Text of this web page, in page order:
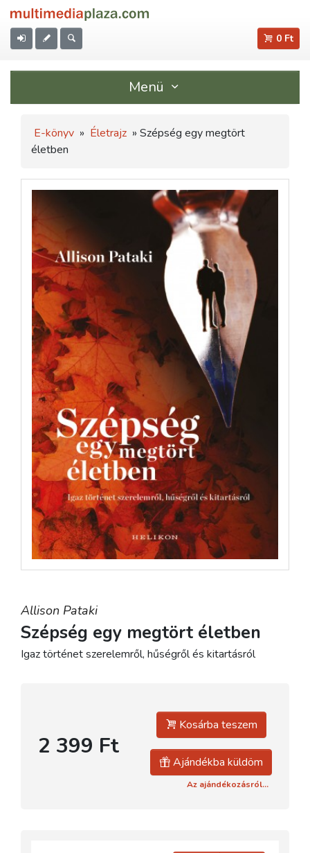
0 Ft
Menü
E-könyv » Életrajz » Szépség egy megtört
életben
Allison Pataki
Szépség egy megtört életben
Igaz történet szerelemről, hűségről és kitartásról
2 399 Ft
Kosárba teszem
Ajándékba küldöm
Az ajándékozásról...